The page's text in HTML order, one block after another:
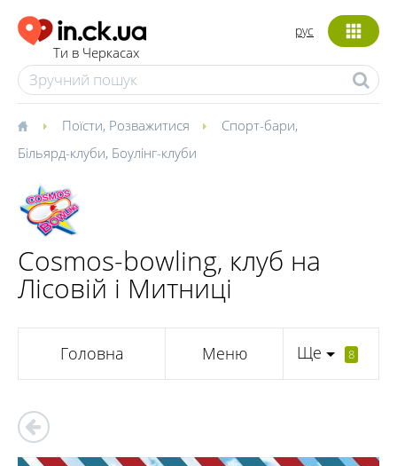
Ти в Черкасах
рус
Поїсти, Розважитися Спорт-бари,
Більярд-клуби, Боулінг-клуби
Cosmos-bowling, клуб на
Лісовій і Митниці
Головна Меню Ще 8